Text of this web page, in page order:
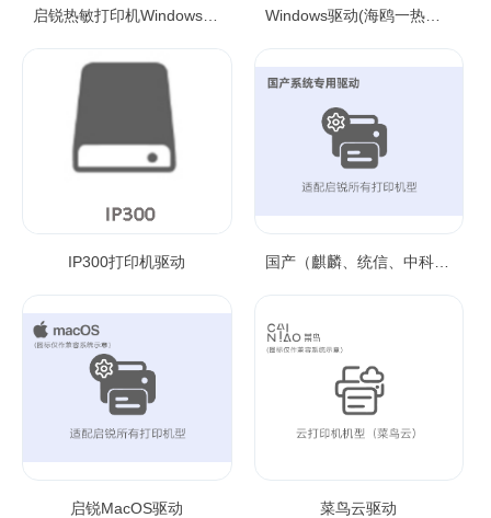
Windows驱动(海鸥一热转印)
IP300打印机驱动 国产（麒麟、统信、中科方德）系统打印机驱动
启锐MacOS驱动 菜鸟云驱动